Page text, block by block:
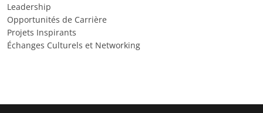
Leadership
Opportunités de Carrière
Projets Inspirants
Échanges Culturels et Networking